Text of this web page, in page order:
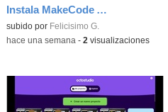
Instala MakeCode Arcade offline para programar grandes juegos sin necesidad de Internet
Contenido educativo.
subido por Felicisimo G.
-hace una semana - 2 visualizaciones